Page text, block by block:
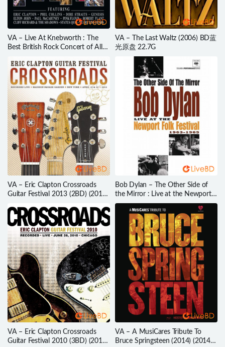
VA – Live At Knebworth : The
Best British Rock Concert of All
VA – The Last Waltz (2006) BD蓝
光原盘 22.7G
VA – Eric Clapton Crossroads
Guitar Festival 2013 (2BD) (2013)
Bob Dylan – The Other Side of
the Mirror : Live at the Newport
Folk Festival 1963-1965 (2011)
BD蓝光原盘 34.8G
VA – Eric Clapton Crossroads
Guitar Festival 2010 (3BD) (2010)
VA – A MusiCares Tribute To
Bruce Springsteen (2014) (2014)